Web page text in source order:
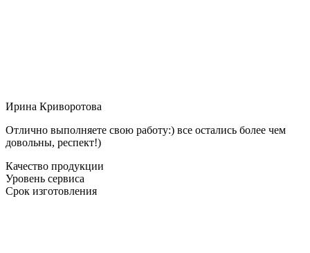
Ирина Криворотова
Отлично выполняете свою работу:) все остались более чем
довольны, респект!)
Качество продукции
Уровень сервиса
Срок изготовления